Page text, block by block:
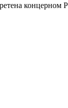
концерном